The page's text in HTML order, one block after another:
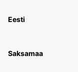
Eesti
Saksamaa